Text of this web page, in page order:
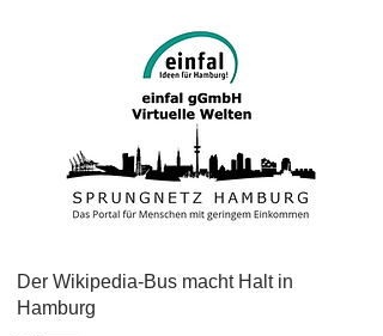
Der Wikipedia-Bus macht Halt in
Hamburg